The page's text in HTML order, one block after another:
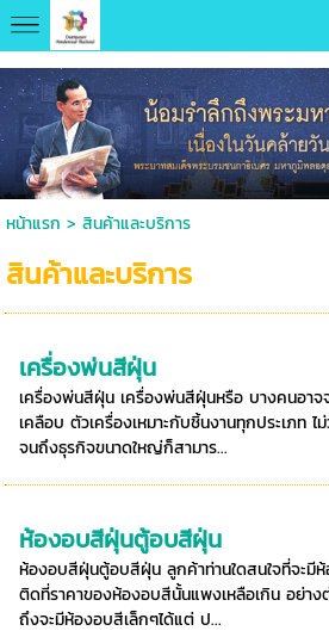
UA-131286644-1
หน้าแรก > สินค้าและบริการ
สินค้าและบริการ
เครื่องพ่นสีฝุ่น
เครื่องพ่นสีฝุ่น เครื่องพ่นสีฝุ่นหรือ บางคนอา
เคลือบ ตัวเครื่องเหมาะกับชิ้นงานทุกประเภท ไ
จนถึงธุรกิจขนาดใหญ่ก็สามาร...
ห้องอบสีฝุ่นตู้อบสีฝุ่น
ห้องอบสีฝุ่นตู้อบสีฝุ่น ลูกค้าท่านใดสนใจที่จะมี
ติดที่ราคาของห้องอบสีนั้นแพงเหลือเกิน อย่า
ถึงจะมีห้องอบสีเล็กๆได้แต่ ป...